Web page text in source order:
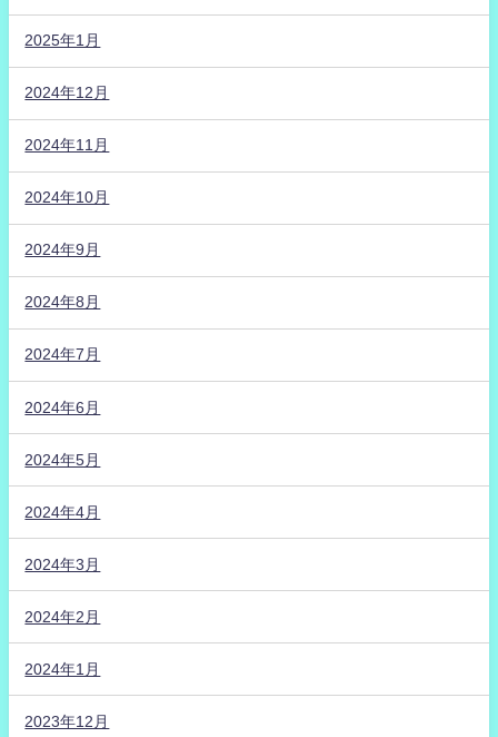
2025年1月
2024年12月
2024年11月
2024年10月
2024年9月
2024年8月
2024年7月
2024年6月
2024年5月
2024年4月
2024年3月
2024年2月
2024年1月
2023年12月